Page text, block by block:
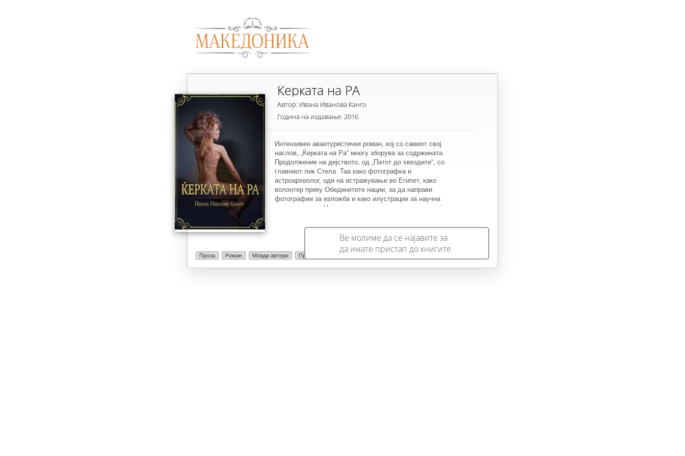
Проза Роман Млади автори Проект UNESCO
Ќерката на РА
Автор: Ивана Иванова Канго
Година на издавање: 2016
Интензивен авантуристички роман, кој со самиот свој
наслов, „Ќерката на Ра“ многу зборува за содржината.
Продолжение на дејството, од „Патот до ѕвездите“, со
главниот лик Стела. Таа како фотографка и
астроархеолог, оди на истражување во Египет, како
волонтер преку Обединетите нации, за да направи
фотографии за изложба и како илустрации за научна
енциклопедија. Но нејзината вистинска намера, на тој
татко. Тука, наидува на многу изненадувања и сето тоа,
ќе резултира со целосен пресврт во нејзиниот живот.
Романот е лесен, брзо читлив и исполнет со егзотика и
романса.
Ве молиме да се најавите за
да имате пристап до книгите